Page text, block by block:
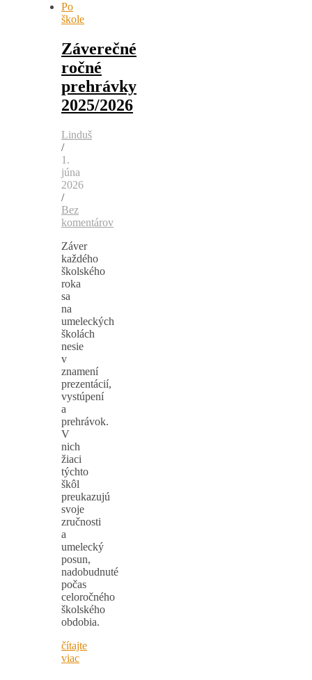
Po
škole
Záverečné
ročné
prehrávky
2025/2026
Linduš
/
1.
júna
2026
/
Bez
komentárov
Záver
každého
školského
roka
sa
na
umeleckých
školách
nesie
v
znamení
prezentácií,
vystúpení
a
prehrávok.
V
nich
žiaci
týchto
škôl
preukazujú
svoje
zručnosti
a
umelecký
posun,
nadobudnuté
počas
celoročného
školského
obdobia.
čítajte
viac